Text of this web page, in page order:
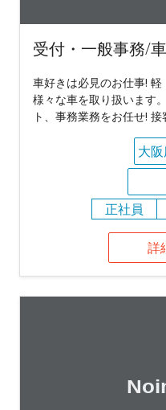
受付・一般事務/
車好きは必見のお仕事! 軽
様々な車を取り扱います
ト、事務業務をお任せ!
大
正社員
詳